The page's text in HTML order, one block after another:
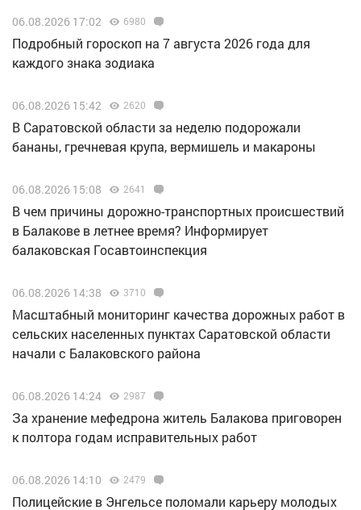
06.08.2026 17:02 6980
Подробный гороскоп на 7 августа 2026 года для
каждого знака зодиака
06.08.2026 15:42 2620
В Саратовской области за неделю подорожали
бананы, гречневая крупа, вермишель и макароны
06.08.2026 15:08 2641
В чем причины дорожно-транспортных происшествий
в Балакове в летнее время? Информирует
балаковская Госавтоинспекция
06.08.2026 14:38 3710
Масштабный мониторинг качества дорожных работ в
сельских населенных пунктах Саратовской области
начали с Балаковского района
06.08.2026 14:24 2987
За хранение мефедрона житель Балакова приговорен
к полтора годам исправительных работ
06.08.2026 14:10 2479
Полицейские в Энгельсе поломали карьеру молодых